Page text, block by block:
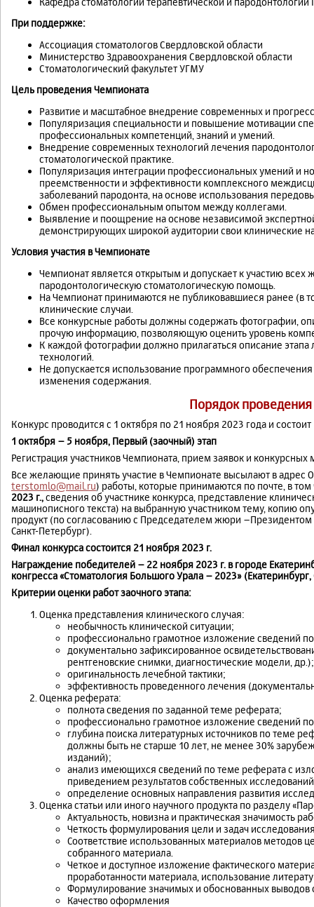
При поддержке:
Ассоциация стоматологов Свердловской области
Министерство Здравоохранения Свердловской области
Стоматологический факультет УГМУ
Цель проведения Чемпионата
Развитие и масштабное внедрение современных и
Популяризация специальности и повышение мотивации
профессиональных компетенций, знаний и умений.
Внедрение современных технологий лечения
стоматологической практике.
Популяризация интеграции профессиональных умений и
преемственности и эффективности комплексного
заболеваний пародонта, на основе использования
Обмен профессиональным опытом между коллегами.
Выявление и поощрение на основе независимой
демонстрирующих широкой аудитории свои клинические
Условия участия в Чемпионате
Чемпионат является открытым и допускает к участию
пародонтологическую стоматологическую помощь.
На Чемпионат принимаются не публиковавшиеся ранее (в
клинические случаи.
Все конкурсные работы должны содержать фотографии,
прочую информацию, позволяющую оценить уровень
К каждой фотографии должно прилагаться описание
технологий.
Не допускается использование программного
изменения содержания.
Порядок
Конкурс проводится с 1 октября по 21 ноября 2023 года и
1 октября – 5 ноября, Первый (заочный) этап
Регистрация участников Чемпионата, прием заявок и конкурсных
Все желающие принять участие в Чемпионате высылают в адрес
terstomlo@mail.ru) работы, которые принимаются по почте, в
2023 г.,сведения об участнике конкурса, представление
машинописного текста) на выбранную участником тему, копию
продукт (по согласованию с Председателем жюри
Санкт-Петербург).
Финал конкурса состоится 21 ноября 2023 г.
Награждение победителей – 22 ноября 2023 г. в городе
конгресса «Стоматология Большого Урала – 2023»
Критерии оценки работ заочного этапа:
Оценка представления клинического случая:
необычность клинической ситуации;
профессионально грамотное изложение сведений
документально зафиксированное
рентгеновские снимки, диагностические модели, др.);
оригинальность лечебной тактики;
эффективность проведенного лечения
Оценка реферата:
полнота сведения по заданной теме реферата;
профессионально грамотное изложение сведений
глубина поиска литературных источников по теме
должны быть не старше 10 лет, не менее 30%
изданий);
анализ имеющихся сведений по теме реферата с
приведением результатов собственных
определение основных направления развития
Оценка статьи или иного научного продукта по разделу
Актуальность, новизна и практическая значимость
Четкость формулирования цели и задач
Соответствие использованных материалов методов
собранного материала.
Четкое и доступное изложение фактического
проработанности материала, использование
Формулирование значимых и обоснованных выводов
Качество оформления